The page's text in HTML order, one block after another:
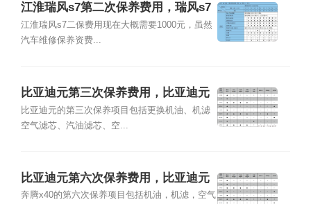
江淮瑞风s7第二次保养费用，瑞风s7
第二次保养项目
江淮瑞风s7二保费用现在大概需要1000元，虽然
汽车维修保养资费...
比亚迪元第三次保养费用，比亚迪元
第三次保养项目
比亚迪元的第三次保养项目包括更换机油、机滤
空气滤芯、汽油滤芯、空...
比亚迪元第六次保养费用，比亚迪元
第六次保养项目
奔腾x40的第六次保养项目包括机油，机滤，空气